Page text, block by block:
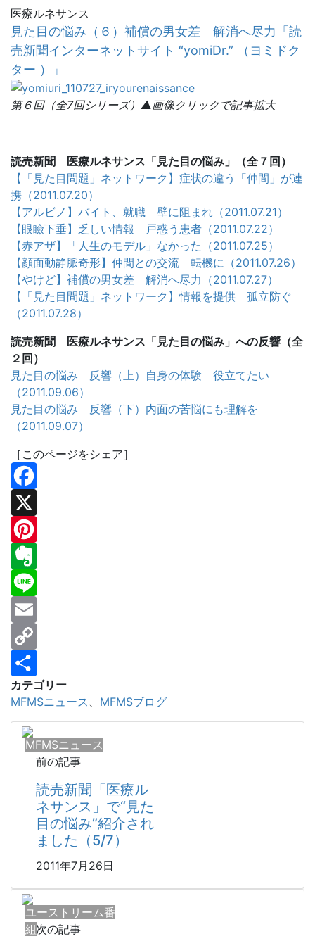
医療ルネサンス
見た目の悩み（６）補償の男女差 解消へ尽力「読
売新聞インターネットサイト “yomiDr.” （ヨミドク
ター ）」
第６回（全7回シリーズ）▲画像クリックで記事拡大
読売新聞 医療ルネサンス「見た目の悩み」（全７回）
【「見た目問題」ネットワーク】症状の違う「仲間」が連
携（2011.07.20）
【アルビノ】バイト、就職 壁に阻まれ（2011.07.21）
【眼瞼下垂】乏しい情報 戸惑う患者（2011.07.22）
【赤アザ】「人生のモデル」なかった（2011.07.25）
【顔面動静脈奇形】仲間との交流 転機に（2011.07.26）
【やけど】補償の男女差 解消へ尽力（2011.07.27）
【「見た目問題」ネットワーク】情報を提供 孤立防ぐ
（2011.07.28）
読売新聞 医療ルネサンス「見た目の悩み」への反響（全
２回）
見た目の悩み 反響（上）自身の体験 役立てたい
（2011.09.06）
見た目の悩み 反響（下）内面の苦悩にも理解を
（2011.09.07）
［このページをシェア］
Facebook
X
Pinterest
Evernote
Line
Email
Copy
Link
共
カテゴリー
MFMSニュース 、 MFMSブログ
MFMSニュース
前の記事
読売新聞「医療ル
ネサンス」で“見た
目の悩み”紹介され
ました（5/7）
2011年7月26日
ユーストリーム番
組次の記事